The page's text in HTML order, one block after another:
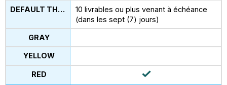
10 livrables ou plus venant à échéance
(dans les sept (7) jours)